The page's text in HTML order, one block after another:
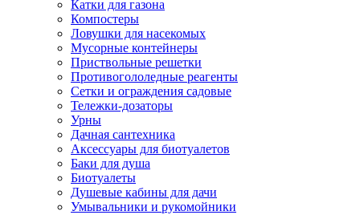
Катки для газона
Компостеры
Ловушки для насекомых
Мусорные контейнеры
Приствольные решетки
Противогололедные реагенты
Сетки и ограждения садовые
Тележки-дозаторы
Урны
Дачная сантехника
Аксессуары для биотуалетов
Баки для душа
Биотуалеты
Душевые кабины для дачи
Умывальники и рукомойники